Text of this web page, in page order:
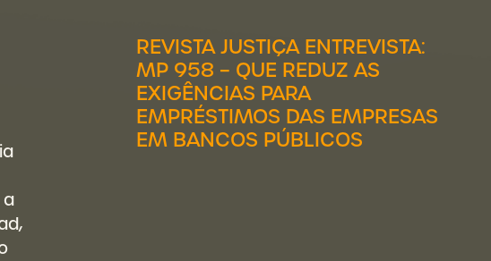
a
REVISTA JUSTIÇA ENTREVISTA:
MP 958 – QUE REDUZ AS
EXIGÊNCIAS PARA
EMPRÉSTIMOS DAS EMPRESAS
EM BANCOS PÚBLICOS